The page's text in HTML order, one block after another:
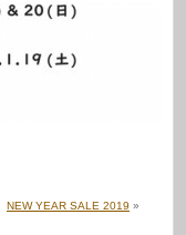
NEW YEAR SALE 2019 »